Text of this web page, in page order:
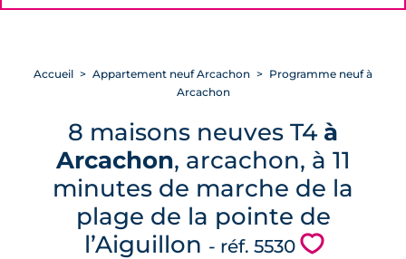
Accueil Appartement neuf Arcachon
Programme neuf à
Arcachon
8 maisons neuves T4 à
Arcachon, arcachon, à 11
minutes de marche de la
plage de la pointe de
l’Aiguillon - réf. 5530 💗